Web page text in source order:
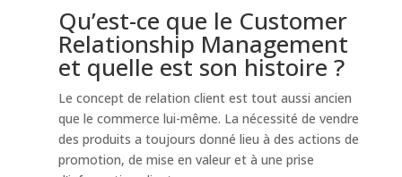
Qu’est-ce que le Customer
Relationship Management
et quelle est son histoire ?
Le concept de relation client est tout aussi ancien
que le commerce lui-même. La nécessité de vendre
des produits a toujours donné lieu à des actions de
promotion, de mise en valeur et à une prise